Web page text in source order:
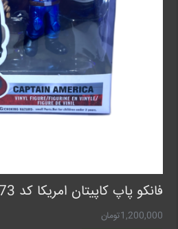
فانکو پاپ کاپیتان امریکا کد 573
1,200,000تومان